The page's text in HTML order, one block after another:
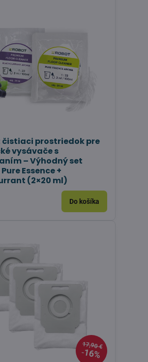
čistiaci prostriedok pre
vysávače s
– Výhodný set
Essence +
(2×20 ml)
Do košíka
17,90 €
16%